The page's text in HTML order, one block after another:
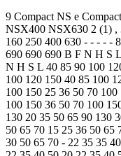
9 Compact NS e
NSX400 NSX630 2 (1)
160 250 400 630 - - - - -
690 690 690 B F N H S
N H S L 40 85 90 100
100 120 150 40 85 100
100 150 25 36 50 70
100 150 36 50 70 100
130 20 35 50 65 90 130
50 65 70 15 25 36 50 65
30 50 65 70 - 22 35 35